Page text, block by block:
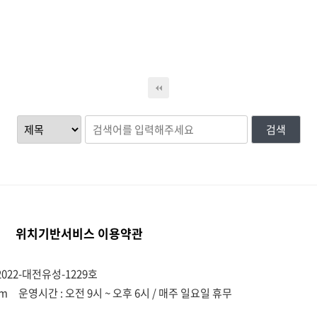
검색
위치기반서비스 이용약관
대전유성-1229호
운영시간 : 오전 9시 ~ 오후 6시 / 매주 일요일 휴무